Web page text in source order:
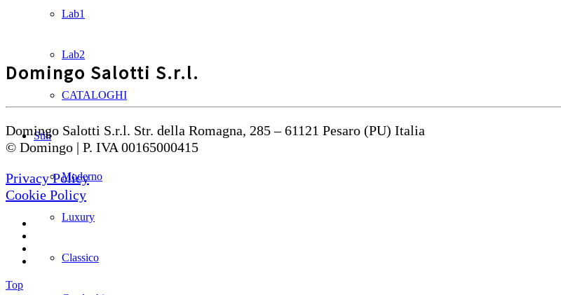
Lab1
Lab2
CATALOGHI
Stili
Moderno
Luxury
Classico
Domingo Salotti S.r.l.
Domingo Salotti S.r.l. Str. della Romagna, 285 – 61121 Pesaro (PU) Italia
© Domingo | P. IVA 00165000415
Privacy Policy
Cookie Policy
Top